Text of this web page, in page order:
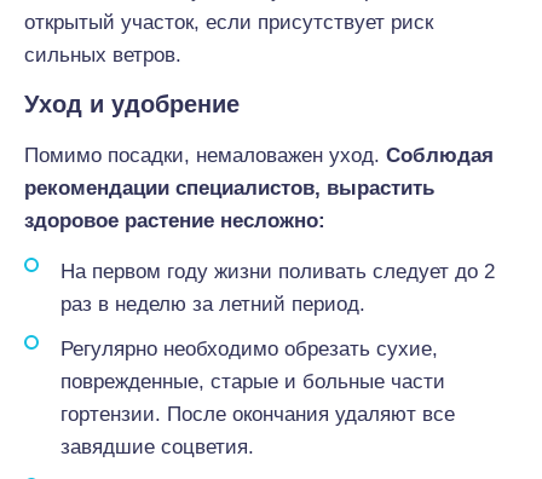
открытый участок, если присутствует риск
сильных ветров.
Уход и удобрение
Помимо посадки, немаловажен уход. Соблюдая
рекомендации специалистов, вырастить
здоровое растение несложно:
На первом году жизни поливать следует до 2
раз в неделю за летний период.
Регулярно необходимо обрезать сухие,
поврежденные, старые и больные части
гортензии. После окончания удаляют все
завядшие соцветия.